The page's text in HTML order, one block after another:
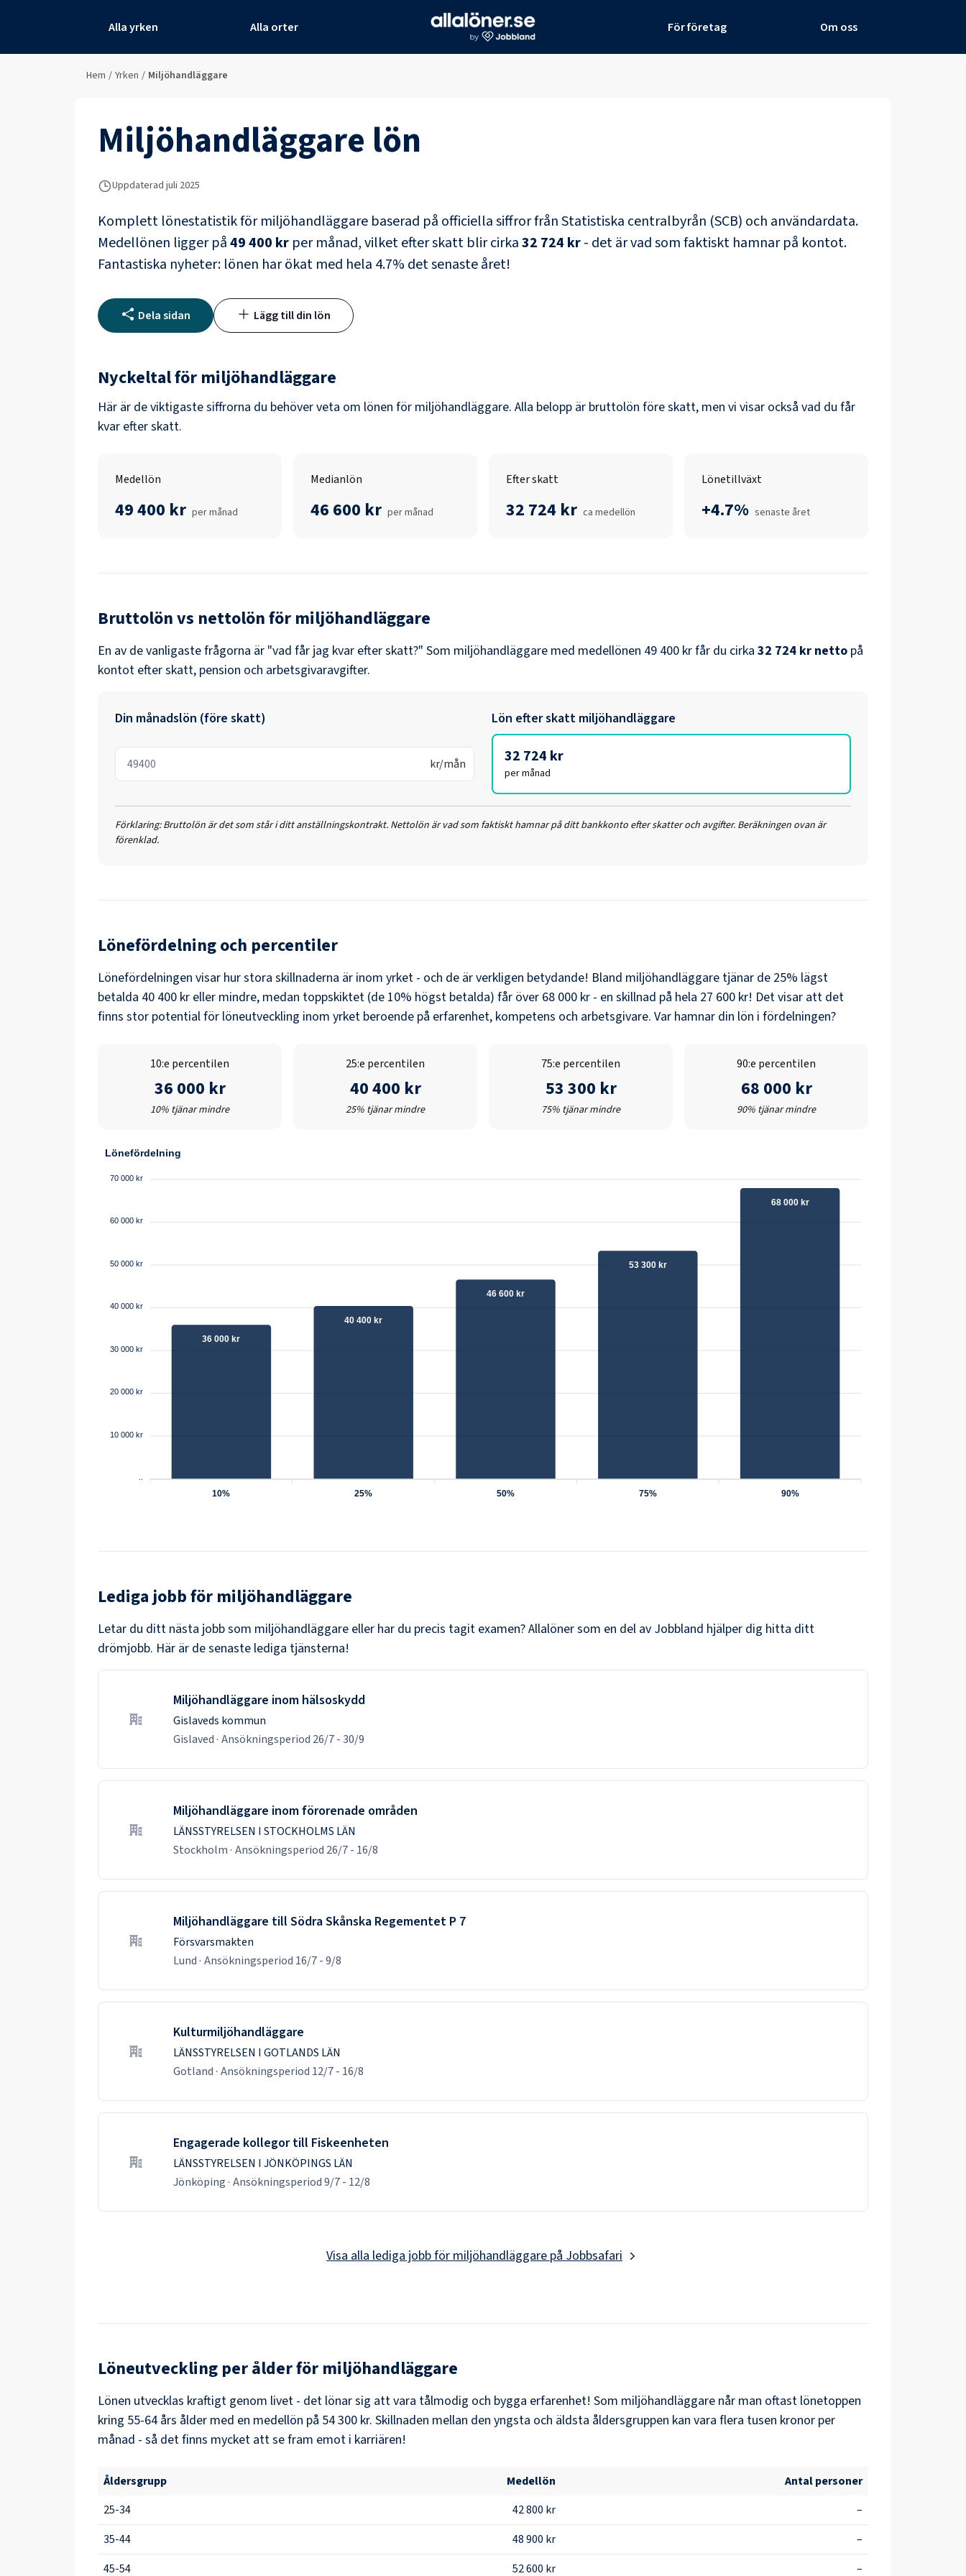
Alla yrken Alla orter För företag Om oss
Hem / Yrken / Miljöhandläggare
Miljöhandläggare lön
Uppdaterad juli 2025
Komplett lönestatistik förmiljöhandläggare baserad på officiella siffror från Statistiska centralbyrån (SCB) och användardata.
Medellönen ligger på49 400 kr per månad, vilket efter skatt blir cirka32 724 kr- det är vad som faktiskt hamnar på kontot.
Fantastiska nyheter: lönen har ökat med hela 4.7% det senaste året!
Dela sidan Lägg till din lön
Nyckeltal för miljöhandläggare
Här är de viktigaste siffrorna du behöver veta om lönen för miljöhandläggare. Alla belopp är bruttolön före skatt, men vi visar också vad du får
kvar efter skatt.
Medellön
49 400 kr per månad
Medianlön
46 600 kr per månad
Efter skatt
32 724 kr ca medellön
Lönetillväxt
+4.7% senaste året
Bruttolön vs nettolön för miljöhandläggare
En av de vanligaste frågorna är "vad får jag kvar efter skatt?" Som miljöhandläggare med medellönen 49 400 krfår du cirka 32 724 kr netto på
kontot efter skatt, pension och arbetsgivaravgifter.
Din månadslön (före skatt)
kr/mån
Lön efter skatt miljöhandläggare
32 724 kr
per månad
Förklaring: Bruttolön är det som står i ditt anställningskontrakt. Nettolön är vad som faktiskt hamnar på ditt bankkonto efter skatter och avgifter. Beräkningen ovan är
förenklad.
Lönefördelning och percentiler
Lönefördelningen visar hur stora skillnaderna är inom yrket - och de är verkligen betydande! Bland miljöhandläggare tjänar de 25% lägst
betalda 40 400 kr eller mindre, medan toppskiktet (de 10% högst betalda) får över 68 000 kr - en skillnad på hela 27 600 kr! Det visar att det
finns stor potential för löneutveckling inom yrket beroende på erfarenhet, kompetens och arbetsgivare. Var hamnar din lön i fördelningen?
10:e percentilen
36 000 kr
10% tjänar mindre
25:e percentilen
40 400 kr
25% tjänar mindre
75:e percentilen
53 300 kr
75% tjänar mindre
90:e percentilen
68 000 kr
90% tjänar mindre
Lönefördelning
70 000 kr
60 000 kr
50 000 kr
40 000 kr
30 000 kr
20 000 kr
10 000 kr
36 000 kr
40 400 kr
46 600 kr
53 300 kr
68 000 kr
10% 25% 50% 75% 90%
Lediga jobb för miljöhandläggare
Letar du ditt nästa jobb som miljöhandläggare eller har du precis tagit examen? Allalöner som en del av Jobbland hjälper dig hitta ditt
drömjobb. Här är de senaste lediga tjänsterna!
Miljöhandläggare inom hälsoskydd
Gislaveds kommun
Gislaved · Ansökningsperiod 26/7-30/9
Miljöhandläggare inom förorenade områden
LÄNSSTYRELSEN I STOCKHOLMS LÄN
Stockholm · Ansökningsperiod 26/7- 16/8
Miljöhandläggare till Södra Skånska Regementet P 7
Försvarsmakten
Lund · Ansökningsperiod 16/7-9/8
Kulturmiljöhandläggare
LÄNSSTYRELSEN I GOTLANDS LÄN
Gotland · Ansökningsperiod 12/7- 16/8
Engagerade kollegor till Fiskeenheten
LÄNSSTYRELSEN I JÖNKÖPINGS LÄN
Jönköping · Ansökningsperiod9/7- 12/8
Visa alla lediga jobb förmiljöhandläggarepå Jobbsafari
Löneutveckling per ålder för miljöhandläggare
Lönen utvecklas kraftigt genom livet - det lönar sig att vara tålmodig och bygga erfarenhet! Som miljöhandläggare når man oftast lönetoppen
kring 55-64 års ålder med en medellön på 54 300 kr. Skillnaden mellan den yngsta och äldsta åldersgruppen kan vara flera tusen kronor per
månad - så det finns mycket att se fram emot i karriären!
Åldersgrupp Medellön
Antal personer
25-34
42 800 kr
–
35-44
48 900 kr
–
45-54
52 600 kr –